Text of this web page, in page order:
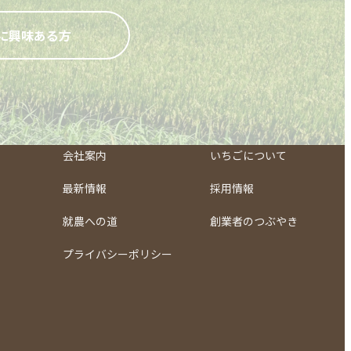
興味ある方
会社案内 いちごについて
最新情報 採用情報
就農への道 創業者のつぶやき
プライバシーポリシー